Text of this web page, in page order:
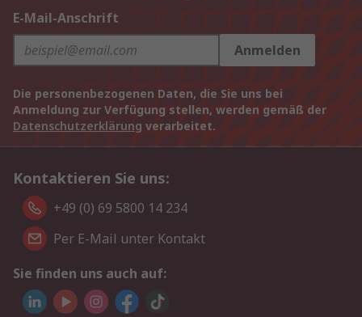
E-Mail-Anschrift
Anmelden
Die personenbezogenen Daten, die Sie uns bei
Anmeldung zur Verfügung stellen, werden gemäß der
Datenschutzerklärung verarbeitet.
Kontaktieren Sie uns:
+49 (0) 69 5800 14 234
Per E-Mail unter Kontakt
Sie finden uns auch auf: